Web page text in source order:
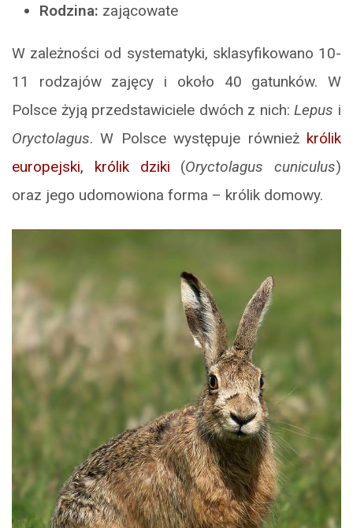
Rodzina: zającowate
W zależności od systematyki, sklasyfikowano 10-
11 rodzajów zajęcy i około 40 gatunków. W
Polsce żyją przedstawiciele dwóch z nich:Lepus i
Oryctolagus. W Polsce występuje również królik
europejski, królik dziki (Oryctolagus cuniculus)
oraz jego udomowiona forma – królik domowy.